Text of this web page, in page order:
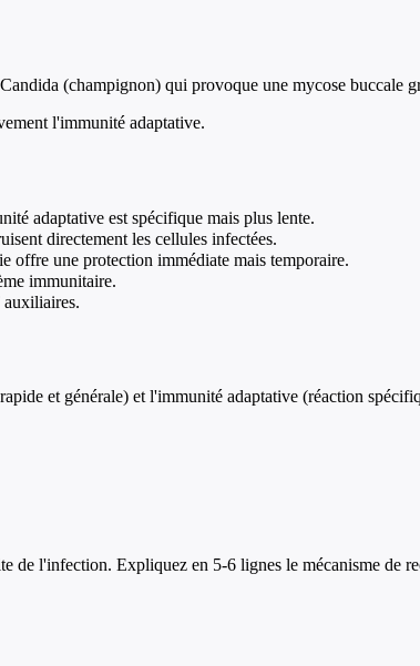
(champignon) qui provoque une mycose buccale
l'immunité adaptative.
adaptative est spécifique mais plus lente.
directement les cellules infectées.
offre une protection immédiate mais temporaire.
immunitaire.
et générale) et l'immunité adaptative (réaction
de l'infection. Expliquez en 5-6 lignes le mécanisme de